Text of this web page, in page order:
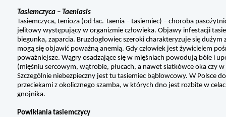
Tasiemczyca – Taeniasis
Tasiemczyca, tenioza (od łac. Taenia – tasiemiec) – choroba
jelitowy występujący w organizmie człowieka. Objawy infestacji
biegunka, zaparcia. Bruzdogłowiec szeroki charakteryzuje się
mogą się objawić poważną anemią. Gdy człowiek jest żywicielem
poważniejsze. Wągry osadzające się w mięśniach powodują bóle i
(mięśniu sercowym, wątrobie, płucach, a nawet siatkówce oka czy
Szczególnie niebezpieczny jest tu tasiemiec bąblowcowy. W Polsce
przeciekami z okolicznego szamba, w których dno jest rozbite w
gnojnika.
Powikłania tasiemczycy